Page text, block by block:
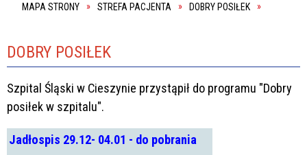
MAPA STRONY STREFA PACJENTA DOBRY POSIŁEK
DOBRY POSIŁEK
Szpital Śląski w Cieszynie przystąpił do programu "Dobry
posiłek w szpitalu".
Jadłospis 29.12- 04.01 - do pobrania